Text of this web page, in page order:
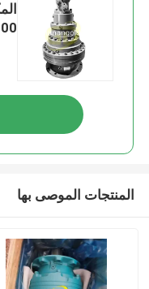
المنتجات الموصى بها